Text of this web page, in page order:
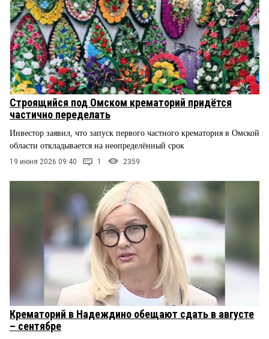
Строящийся под Омском крематорий придётся
частично переделать
Инвестор заявил, что запуск первого частного крематория в Омской
области откладывается на неопределённый срок
19 июня 2026 09:40 1 2359
Крематорий в Надеждино обещают сдать в августе
– сентябре